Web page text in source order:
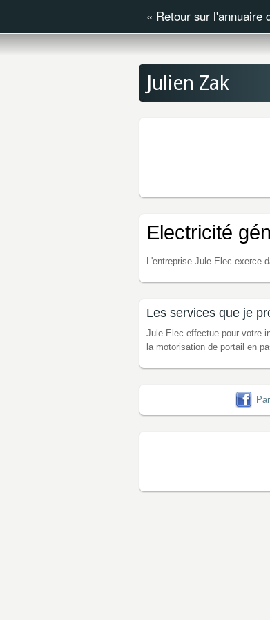
« Retour sur l'annuaire
Julien Zak
Electricité
L'entreprise Jule Elec exerce
Les services que je
Jule Elec effectue pour votre
la motorisation de portail en